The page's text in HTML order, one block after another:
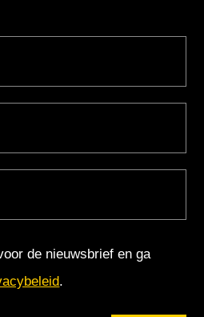
de nieuwsbrief en ga
.